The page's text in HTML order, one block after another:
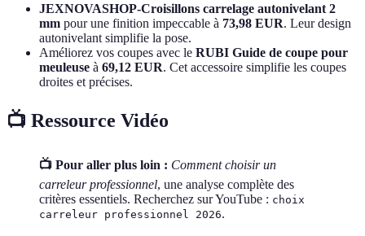
JEXNOVASHOP-Croisillons carrelage autonivelant 2
mm pour une finition impeccable à 73,98 EUR. Leur design
autonivelant simplifie la pose.
Améliorez vos coupes avec le RUBI Guide de coupe pour
meuleuse à 69,12 EUR. Cet accessoire simplifie les coupes
droites et précises.
📺 Ressource Vidéo
📺 Pour aller plus loin : Comment choisir un
carreleur professionnel, une analyse complète des
critères essentiels. Recherchez sur YouTube : choix
carreleur professionnel 2026.